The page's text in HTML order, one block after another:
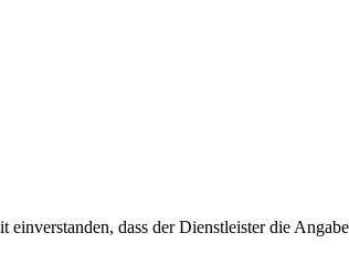
dass der Dienstleister die